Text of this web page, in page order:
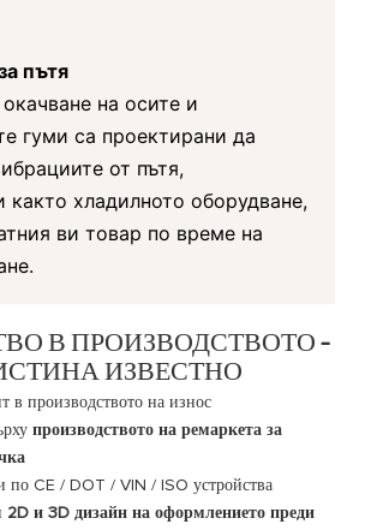
пътя
на осите и
гуми са проектирани да
от пътя,
както хладилното оборудване,
ви товар по време на
В ПРОИЗВОДСТВОТО –
ИЗВЕСТНО
в производството на износ
производството на ремаркета за
по CE / DOT / VIN / ISO устройства
2D и 3D дизайн на оформлението преди